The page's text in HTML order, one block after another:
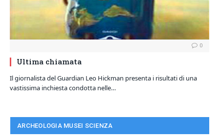
0
Ultima chiamata
Il giornalista del Guardian Leo Hickman presenta i risultati di una
vastissima inchiesta condotta nelle…
ARCHEOLOGIA MUSEI SCIENZA